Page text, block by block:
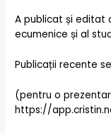
A publicat și editat
ecumenice și al
Publicații recente
(pentru o
https://